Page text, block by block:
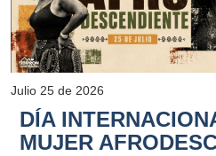
Julio 25 de 2026
DÍA
MUJER